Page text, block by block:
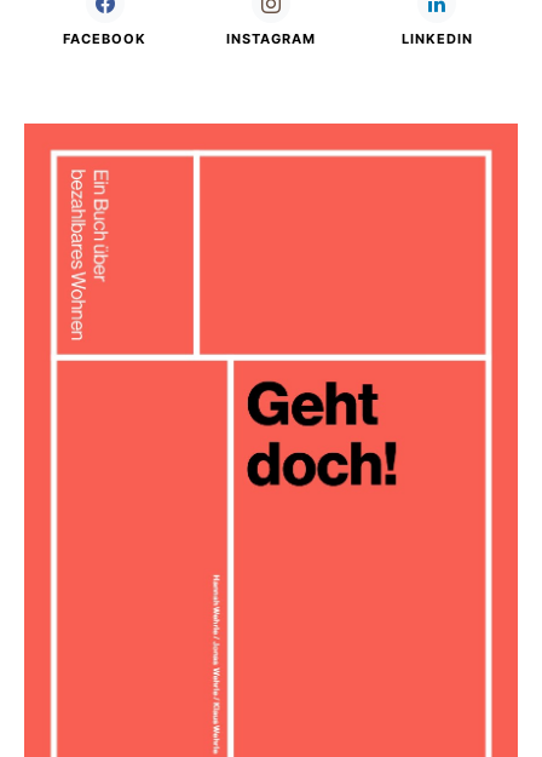
FACEBOOK INSTAGRAM LINKEDIN